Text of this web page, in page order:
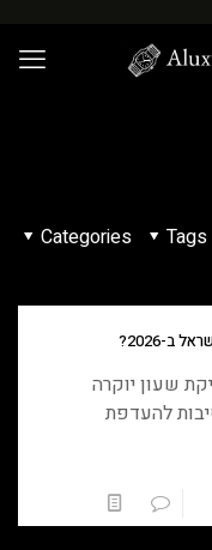
Categories Tags
2026?
שעון יוקרה
להעדפת